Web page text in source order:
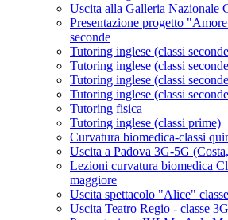
Uscita alla Galleria Nazionale
Presentazione progetto
seconde
Tutoring inglese (classi
Tutoring inglese (classi
Tutoring inglese (classi
Tutoring inglese (classi
Tutoring fisica
Tutoring inglese (classi prime)
Curvatura biomedica-classi
Uscita a Padova 3G-5G
Lezioni curvatura biomedica
maggiore
Uscita spettacolo "Alice"
Uscita Teatro Regio - classe 3G